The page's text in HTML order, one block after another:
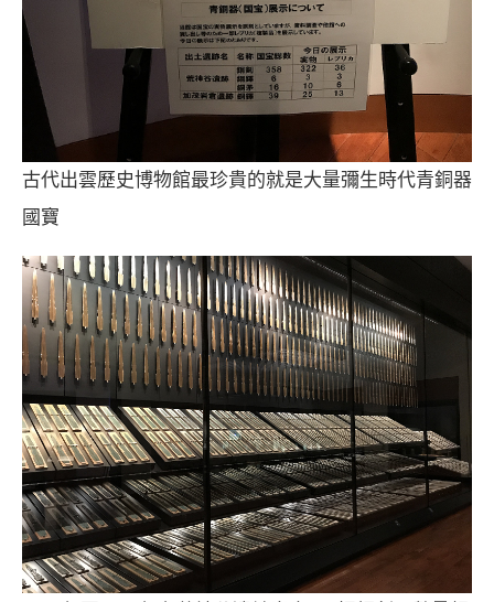
古代出雲歷史博物館最珍貴的就是大量彌生時代青銅器
國寶